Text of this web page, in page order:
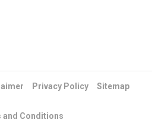
Privacy Policy Sitemap
and Conditions